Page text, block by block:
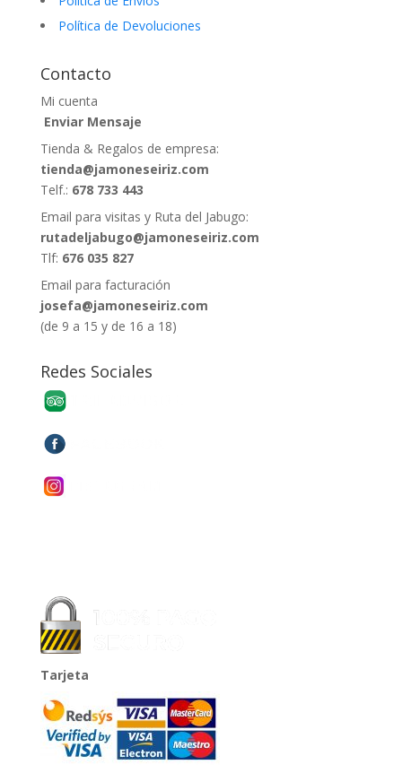
Política de Devoluciones
Contacto
Mi cuenta
Enviar Mensaje
Tienda & Regalos de empresa:
tienda@jamoneseiriz.com
Telf.: 678 733 443
Email para visitas y Ruta del Jabugo:
rutadeljabugo@jamoneseiriz.com
Tlf: 676 035 827
Email para facturación
josefa@jamoneseiriz.com
(de 9 a 15 y de 16 a 18)
Redes Sociales
Tarjeta